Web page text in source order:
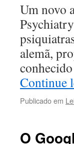
Um novo
alemã,
Continue
Publicado em
O